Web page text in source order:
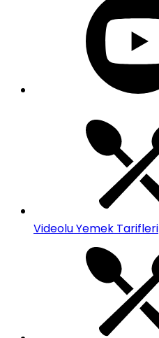
Videolu Yemek Tarifleri